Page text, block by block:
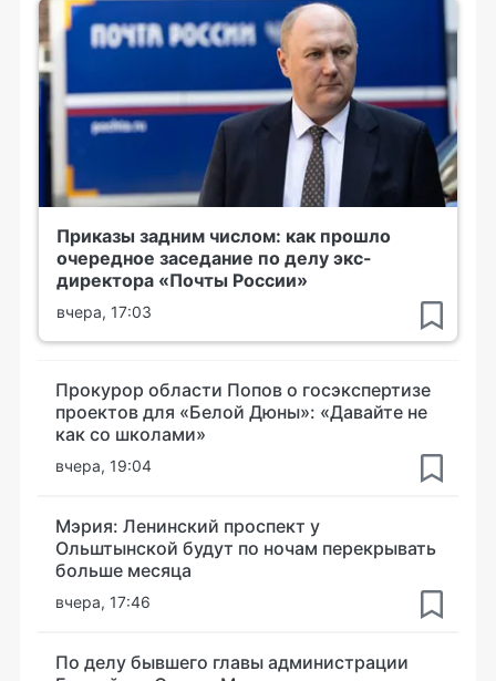
Приказы задним числом: как прошло
очередное заседание по делу экс-
директора «Почты России»
вчера, 17:03
Прокурор области Попов о госэкспертизе
проектов для «Белой Дюны»: «Давайте не
как со школами»
вчера, 19:04
Мэрия: Ленинский проспект у
Ольштынской будут по ночам перекрывать
больше месяца
вчера, 17:46
По делу бывшего главы администрации